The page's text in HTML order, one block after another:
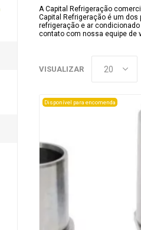
A Capital Refrigeração
Capital Refrigeração é um dos
refrigeração e ar condicionado
contato com nossa equipe de
VISUALIZAR
Disponível para encomenda